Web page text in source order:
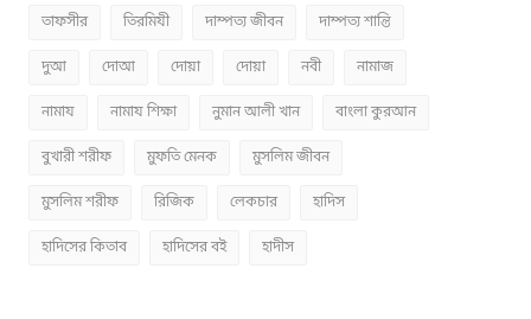
তাফসীর তিরমিযী দাম্পত্য জীবন দাম্পত্য শান্তি
দুআ দোআ দোয়া দোয়া নবী নামাজ
নামায নামায শিক্ষা নুমান আলী খান বাংলা কুরআন
বুখারী শরীফ মুফতি মেনক মুসলিম জীবন
মুসলিম শরীফ রিজিক লেকচার হাদিস
হাদিসের কিতাব হাদিসের বই হাদীস